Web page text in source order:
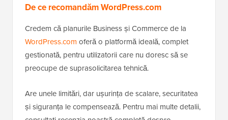
De ce recomandăm WordPress.com
Credem că planurile Business și Commerce de la
WordPress.com oferă o platformă ideală, complet
gestionată, pentru utilizatorii care nu doresc să se
preocupe de suprasolicitarea tehnică.
Are unele limitări, dar ușurința de scalare, securitatea
și siguranța le compensează. Pentru mai multe detalii,